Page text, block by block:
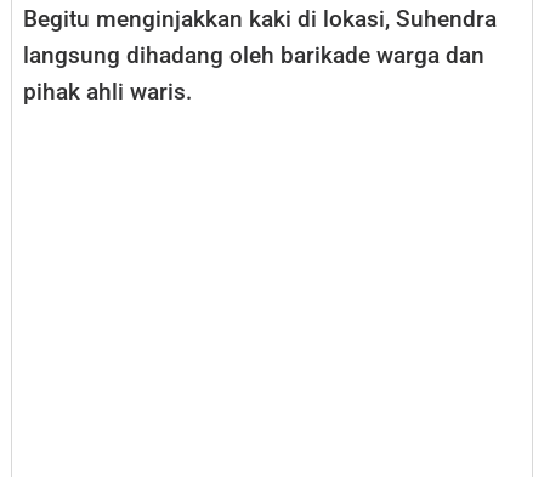
Begitu menginjakkan kaki di lokasi, Suhendra
langsung dihadang oleh barikade warga dan
pihak ahli waris.